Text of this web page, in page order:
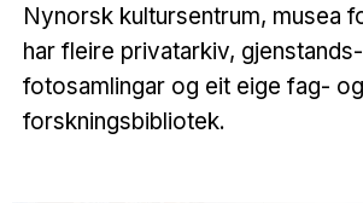
Nynorsk kultursentrum, musea
har fleire privatarkiv,
fotosamlingar og eit eige fag- og
forskningsbibliotek.